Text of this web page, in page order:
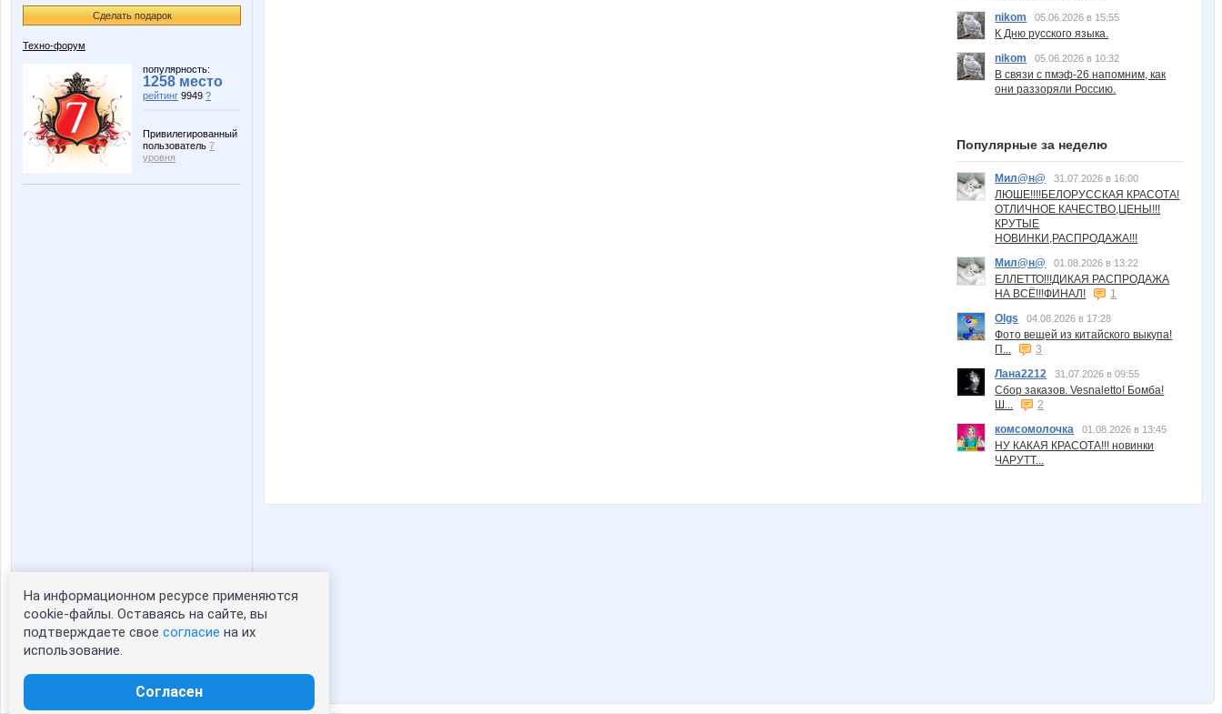
Сделать подарок
Техно-форум
популярность:
1258 место
рейтинг 9949 ?
Привилегированный
пользователь 7
уровня
Статистика портрета:
сейчас просматривают портрет - 0
зарегистрированные пользователи
nikom
05.06.2026 в 15:55
К Дню русского языка.
nikom
05.06.2026 в 10:32
В связи с пмэф-26 напомним, как
они раззоряли Россию.
Популярные за неделю
Мил@н@ 31.07.2026 в 16:00
ЛЮШЕ!!!!БЕЛОРУССКАЯ КРАСОТА!
ОТЛИЧНОЕ КАЧЕСТВО,ЦЕНЫ!!!
КРУТЫЕ
НОВИНКИ,РАСПРОДАЖА!!!
Мил@н@
01.08.2026 в 13:22
ЕЛЛЕТТО!!!ДИКАЯ РАСПРОДАЖА
НА ВСЁ!!!ФИНАЛ!
1
Olgs
04.08.2026 в 17:28
Фото вещей из китайского выкупа!
П...
3
Лана2212
31.07.2026 в 09:55
Сбор заказов. Vesnaletto! Бомба!
Ш...
2
комсомолочка
01.08.2026 в 13:45
НУ КАКАЯ КРАСОТА!!! новинки
ЧАРУТТ...
На информационном ресурсе применяются
cookie-файлы. Оставаясь на сайте, вы
подтверждаете свое согласие на их
использование.
Согласен